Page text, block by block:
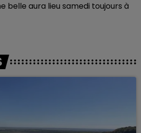
belle aura lieu samedi toujours à